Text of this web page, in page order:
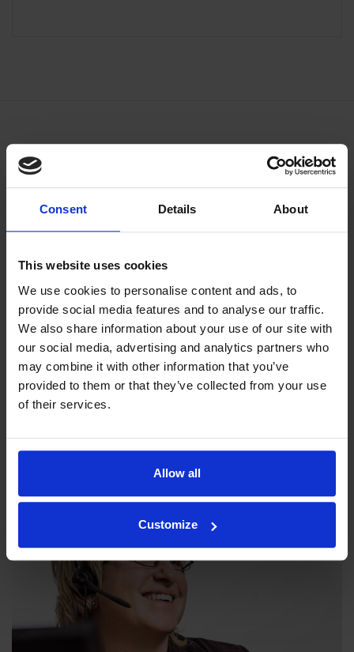
Consent Details About
This website uses cookies
We use cookies to personalise content and ads, to
provide social media features and to analyse our traffic.
We also share information about your use of our site with
our social media, advertising and analytics partners who
may combine it with other information that you’ve
provided to them or that they’ve collected from your use
of their services.
Allow all
Customize
Filosofiamme
näkemyksemme siitä, miten yrityksemme pitää toimia.